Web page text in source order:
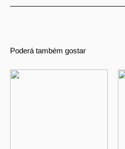
Poderá também gostar